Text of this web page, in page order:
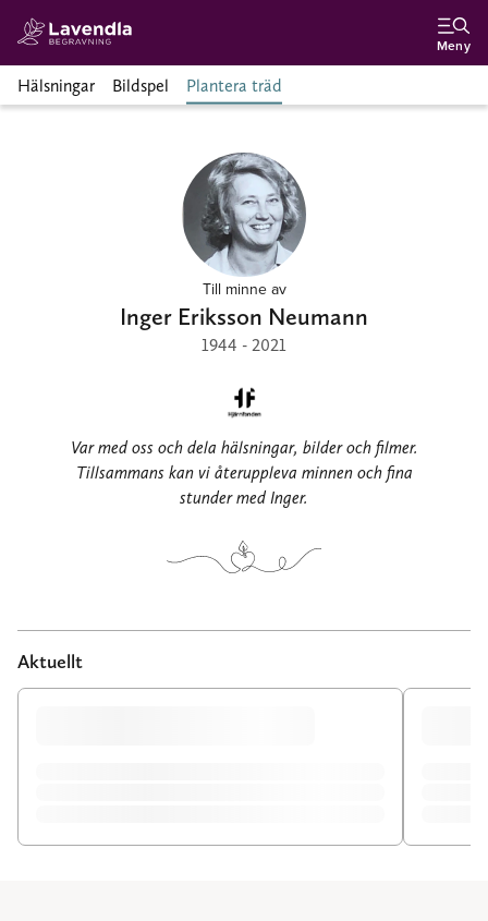
Meny
Hälsningar Bildspel Plantera träd
Till minne av
Inger Eriksson Neumann
1944 - 2021
Var med oss och dela hälsningar, bilder och filmer.
Tillsammans kan vi återuppleva minnen och fina
stunder med Inger.
Aktuellt